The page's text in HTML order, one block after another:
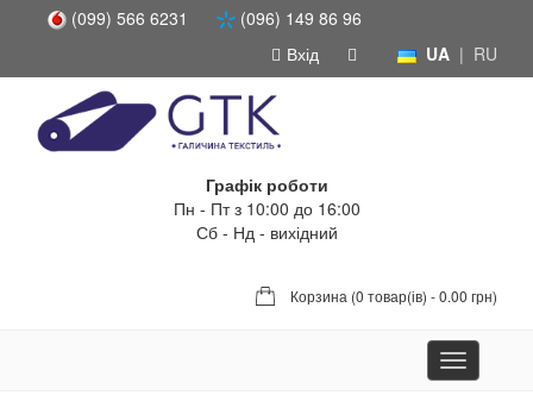
(099) 566 6231
(096) 149 86 96
UA | RU
Вхід
Графік роботи
Пн - Пт з 10:00 до 16:00
Сб - Нд - вихідний
Корзина (0 товар(ів) - 0.00 грн)
Toggle
navigation